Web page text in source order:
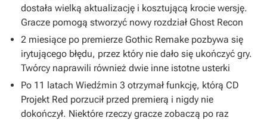
dostała wielką aktualizację i kosztującą krocie wersję.
Gracze pomogą stworzyć nowy rozdział Ghost Recon
2 miesiące po premierze Gothic Remake pozbywa się
irytującego błędu, przez który nie dało się ukończyć gry.
Twórcy naprawili również dwie inne istotne usterki
Po 11 latach Wiedźmin 3 otrzymał funkcję, którą CD
Projekt Red porzucił przed premierą i nigdy nie
dokończył. Niektóre rzeczy gracze zobaczą po raz